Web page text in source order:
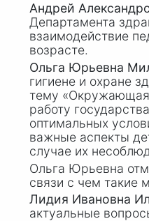
Андрей
Департамента
взаимодействие
возрасте.
Ольга Юрьевна
гигиене и охране
тему «Окружающая
работу
оптимальных
важные аспекты
случае их
Ольга Юрьевна
связи с чем такие
Лидия Ивановна
актуальные